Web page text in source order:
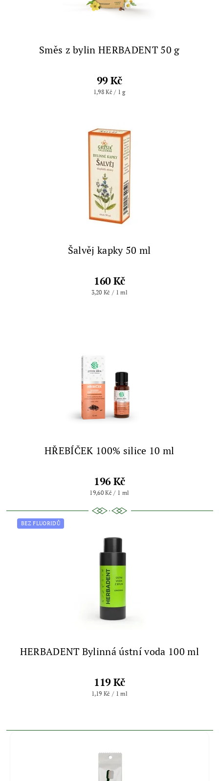
Směs z bylin HERBADENT 50 g
99 Kč
1,98 Kč / 1 g
Šalvěj kapky 50 ml
160 Kč
3,20 Kč / 1 ml
HŘEBÍČEK 100% silice 10 ml
196 Kč
19,60 Kč / 1 ml
BEZ FLUORIDŮ
HERBADENT Bylinná ústní voda 100 ml
119 Kč
1,19 Kč / 1 ml